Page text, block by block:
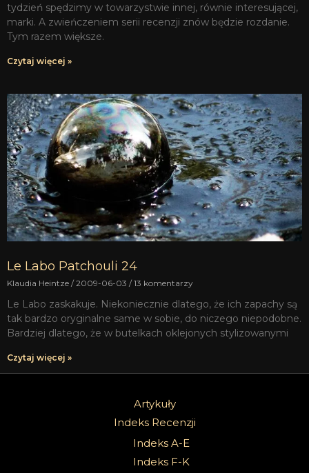
tydzień spędzimy w towarzystwie innej, równie interesującej,
marki. A zwieńczeniem serii recenzji znów będzie rozdanie.
Tym razem większe.
Czytaj więcej »
Le Labo Patchouli 24
Klaudia Heintze 2009-06-03 13 komentarzy
Le Labo zaskakuje. Niekoniecznie dlatego, że ich zapachy są
tak bardzo oryginalne same w sobie, do niczego niepodobne.
Bardziej dlatego, że w butelkach oklejonych stylizowanymi
Czytaj więcej »
Artykuły
Indeks Recenzji
Indeks A-E
Indeks F-K